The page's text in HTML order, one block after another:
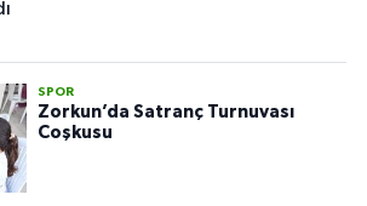
SPOR
Zorkun’da Satranç Turnuvası
Coşkusu